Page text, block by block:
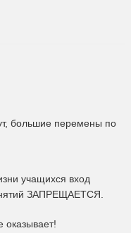
большие перемены по
учащихся вход
ЗАПРЕЩАЕТСЯ.
оказывает!